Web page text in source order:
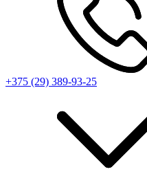
+375 (29) 389-93-25